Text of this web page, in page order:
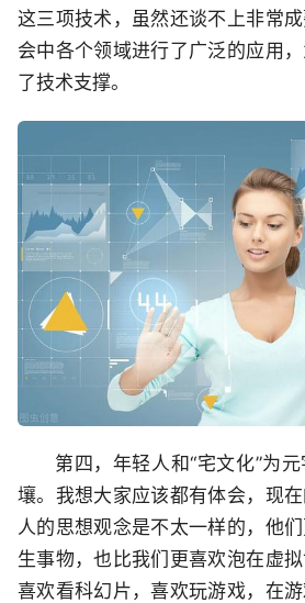
这三项技术，虽然还谈不上非常
会中各个领域进行了广泛的应用
了技术支撑。
第四，年轻人和“宅文化”为
壤。我想大家应该都有体会，现
人的思想观念是不太一样的，他
生事物，也比我们更喜欢泡在虚
喜欢看科幻片，喜欢玩游戏，在